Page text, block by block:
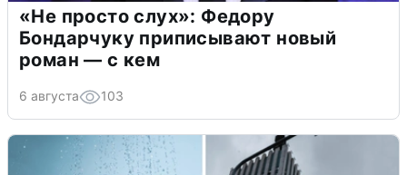
«Не просто слух»: Федору
Бондарчуку приписывают новый
роман — с кем
6 августа 103